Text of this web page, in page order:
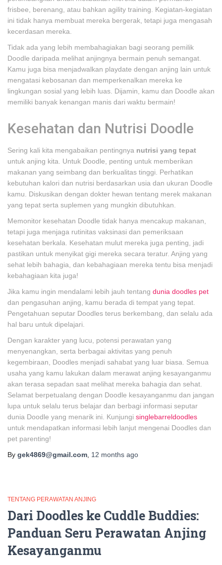
frisbee, berenang, atau bahkan agility training. Kegiatan-kegiatan
ini tidak hanya membuat mereka bergerak, tetapi juga mengasah
kecerdasan mereka.
Tidak ada yang lebih membahagiakan bagi seorang pemilik
Doodle daripada melihat anjingnya bermain penuh semangat.
Kamu juga bisa menjadwalkan playdate dengan anjing lain untuk
mengatasi kebosanan dan memperkenalkan mereka ke
lingkungan sosial yang lebih luas. Dijamin, kamu dan Doodle akan
memiliki banyak kenangan manis dari waktu bermain!
Kesehatan dan Nutrisi Doodle
Sering kali kita mengabaikan pentingnya nutrisi yang tepat
untuk anjing kita. Untuk Doodle, penting untuk memberikan
makanan yang seimbang dan berkualitas tinggi. Perhatikan
kebutuhan kalori dan nutrisi berdasarkan usia dan ukuran Doodle
kamu. Diskusikan dengan dokter hewan tentang merek makanan
yang tepat serta suplemen yang mungkin dibutuhkan.
Memonitor kesehatan Doodle tidak hanya mencakup makanan,
tetapi juga menjaga rutinitas vaksinasi dan pemeriksaan
kesehatan berkala. Kesehatan mulut mereka juga penting, jadi
pastikan untuk menyikat gigi mereka secara teratur. Anjing yang
sehat lebih bahagia, dan kebahagiaan mereka tentu bisa menjadi
kebahagiaan kita juga!
Jika kamu ingin mendalami lebih jauh tentang dunia doodles pet
dan pengasuhan anjing, kamu berada di tempat yang tepat.
Pengetahuan seputar Doodles terus berkembang, dan selalu ada
hal baru untuk dipelajari.
Dengan karakter yang lucu, potensi perawatan yang
menyenangkan, serta berbagai aktivitas yang penuh
kegembiraan, Doodles menjadi sahabat yang luar biasa. Semua
usaha yang kamu lakukan dalam merawat anjing kesayanganmu
akan terasa sepadan saat melihat mereka bahagia dan sehat.
Selamat berpetualang dengan Doodle kesayanganmu dan jangan
lupa untuk selalu terus belajar dan berbagi informasi seputar
dunia Doodle yang menarik ini. Kunjungi singlebarreldoodles
untuk mendapatkan informasi lebih lanjut mengenai Doodles dan
pet parenting!
By gek4869@gmail.com 12 months ago
TENTANG PERAWATAN ANJING
Dari Doodles ke Cuddle Buddies:
Panduan Seru Perawatan Anjing
Kesayanganmu